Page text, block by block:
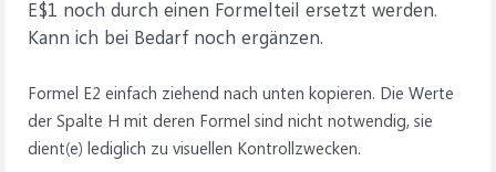
E$1 noch durch einen Formelteil ersetzt werden.
Kann ich bei Bedarf noch ergänzen.
Formel E2 einfach ziehend nach unten kopieren. Die Werte
der Spalte H mit deren Formel sind nicht notwendig, sie
dient(e) lediglich zu visuellen Kontrollzwecken.